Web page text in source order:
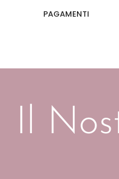
PAGAMENTI
Il